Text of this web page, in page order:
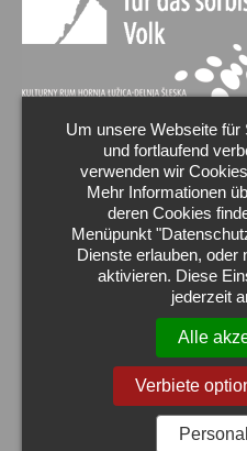
Wir sind Markenbotschafter der Oberlausitz.
Um unsere Webseite
und fortlaufend
verwenden wir
Mehr Informationen
deren Cookies
Menüpunkt
Dienste erlauben, oder
aktivieren. Diese
jederzeit
Alle
Verbiete